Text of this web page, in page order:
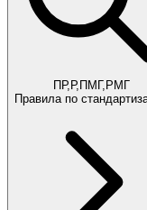
ПР,Р,ПМГ,РМГ
Правила по